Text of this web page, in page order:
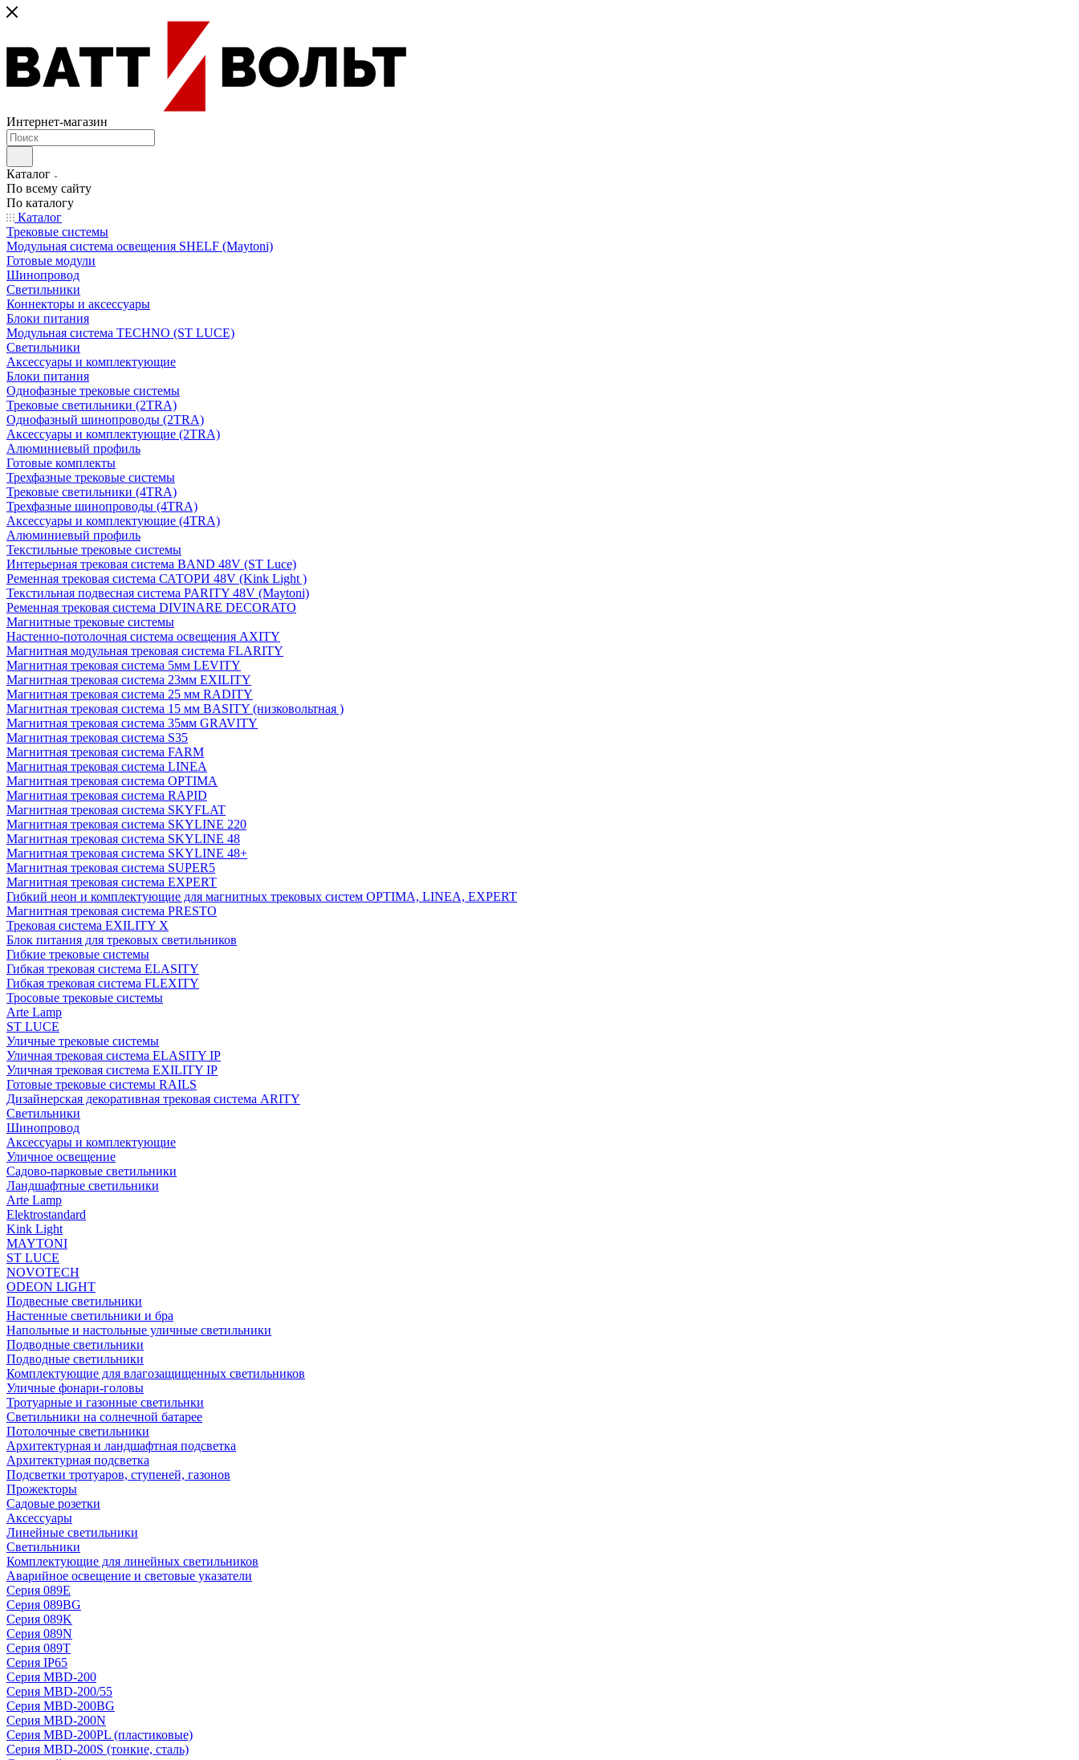
Интернет-магазин
Каталог
По всему сайту
По каталогу
Каталог
Трековые системы
Модульная система освещения SHELF (Maytoni)
Готовые модули
Шинопровод
Светильники
Коннекторы и аксессуары
Блоки питания
Модульная система TECHNO (ST LUCE)
Светильники
Аксессуары и комплектующие
Блоки питания
Однофазные трековые системы
Трековые светильники (2TRA)
Однофазный шинопроводы (2TRA)
Аксессуары и комплектующие (2TRA)
Алюминиевый профиль
Готовые комплекты
Трехфазные трековые системы
Трековые светильники (4TRA)
Трехфазные шинопроводы (4TRA)
Аксессуары и комплектующие (4TRA)
Алюминиевый профиль
Текстильные трековые системы
Интерьерная трековая система BAND 48V (ST Luce)
Ременная трековая система САТОРИ 48V (Kink Light )
Текстильная подвесная система PARITY 48V (Maytoni)
Ременная трековая система DIVINARE DECORATO
Магнитные трековые системы
Настенно-потолочная система освещения AXITY
Магнитная модульная трековая система FLARITY
Магнитная трековая система 5мм LEVITY
Магнитная трековая система 23мм EXILITY
Магнитная трековая система 25 мм RADITY
Магнитная трековая система 15 мм BASITY (низковольтная )
Магнитная трековая система 35мм GRAVITY
Магнитная трековая система S35
Магнитная трековая система FARM
Магнитная трековая система LINEA
Магнитная трековая система OPTIMA
Магнитная трековая система RAPID
Магнитная трековая система SKYFLAT
Магнитная трековая система SKYLINE 220
Магнитная трековая система SKYLINE 48
Магнитная трековая система SKYLINE 48+
Магнитная трековая система SUPER5
Магнитная трековая система EXPERT
Гибкий неон и комплектующие для магнитных трековых систем OPTIMA, LINEA, EXPERT
Магнитная трековая система PRESTO
Трековая система EXILITY X
Блок питания для трековых светильников
Гибкие трековые системы
Гибкая трековая система ELASITY
Гибкая трековая система FLEXITY
Тросовые трековые системы
Arte Lamp
ST LUCE
Уличные трековые системы
Уличная трековая система ELASITY IP
Уличная трековая система EXILITY IP
Готовые трековые системы RAILS
Дизайнерская декоративная трековая система ARITY
Светильники
Шинопровод
Аксессуары и комплектующие
Уличное освещение
Садово-парковые светильники
Ландшафтные светильники
Arte Lamp
Elektrostandard
Kink Light
MAYTONI
ST LUCE
NOVOTECH
ODEON LIGHT
Подвесные светильники
Настенные светильники и бра
Напольные и настольные уличные светильники
Подводные светильники
Подводные светильники
Комплектующие для влагозащищенных светильников
Уличные фонари-головы
Тротуарные и газонные светильнки
Светильники на солнечной батарее
Потолочные светильники
Архитектурная и ландшафтная подсветка
Архитектурная подсветка
Подсветки тротуаров, ступеней, газонов
Прожекторы
Садовые розетки
Аксессуары
Линейные светильники
Светильники
Комплектующие для линейных светильников
Аварийное освещение и световые указатели
Серия 089E
Серия 089BG
Серия 089K
Серия 089N
Серия 089T
Серия IP65
Серия MBD-200
Серия MBD-200/55
Серия MBD-200BG
Серия MBD-200N
Серия MBD-200PL (пластиковые)
Серия MBD-200S (тонкие, сталь)